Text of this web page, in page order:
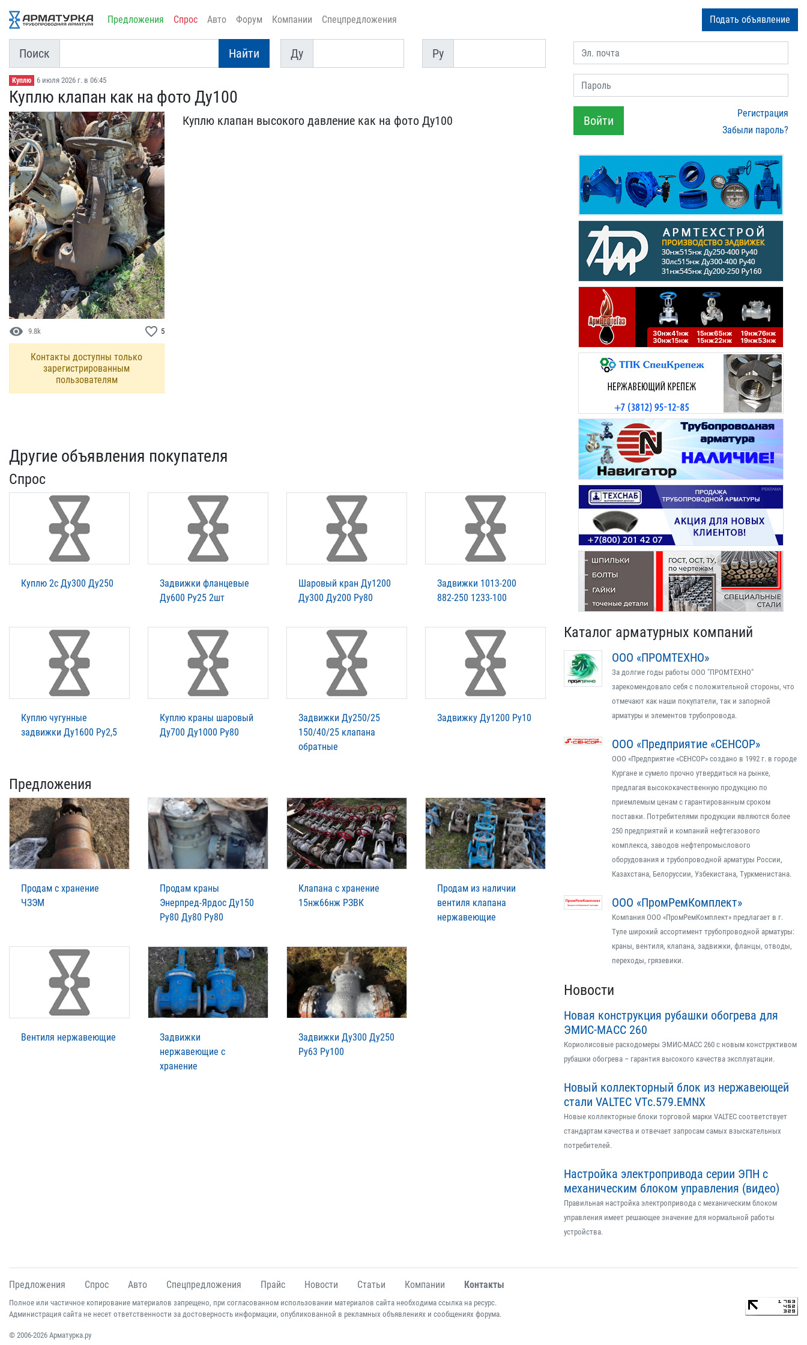
Предложения Спрос Авто Форум Компании Спецпредложения Подать объявление
Поиск Найти
Ду
Ду
Py
Py
Куплю 6 июля 2026 г. в 06:45
Куплю клапан как на фото​ Ду100
visibility 9.8k favorite_border 5
Контакты доступны только
зарегистрированным
пользователям
Куплю клапан высокого да​вление как на фото Ду100
Другие объявления покупателя
Спрос
Куплю 2с Ду300 Ду250
Задвижки фланцевые
Ду600 Ру25 2шт
Шаровый кран Ду1200
Ду300 Ду200 Ру80
Задвижки 1013-200
882-250 1233-100
Куплю чугунные
задвижки Ду1600 Ру2,5
Куплю краны шаровый
Ду700 Ду1000 Ру80
Задвижки Ду250/25
150/40/25 клапана
обратные
Задвижку Ду1200 Ру10
Предложения
Продам с хранение
ЧЗЭМ
Продам краны
Энерпред-Ярдос Ду150
Ру80 Ду80 Ру80
Клапана с хранение
15нж66нж РЗВК
Продам из наличии
вентиля клапана
нержавеющие
Вентиля нержавеющие
Задвижки
нержавеющие с
хранение
Задвижки Ду300 Ду250
Ру63 Ру100
Эл. почта
Пароль
Войти
Регистрация
Забыли пароль?
Каталог арматурных компаний
ООО «ПРОМТЕХНО»
За долгие годы работы ООО "ПРОМТЕХНО"
зарекомендовало себя с положительной стороны, что
отмечают как наши покупатели, так и запорной
арматуры и элементов трубопровода.
ООО «Предприятие «СЕНСОР»
ООО «Предприятие «СЕНСОР» создано в 1992 г. в городе
Кургане и сумело прочно утвердиться на рынке,
предлагая высококачественную продукцию по
приемлемым ценам с гарантированным сроком
поставки. Потребителями продукции являются более
250 предприятий и компаний нефтегазового
комплекса, заводов нефтепромыслового
оборудования и трубопроводной арматуры России,
Казахстана, Белоруссии, Узбекистана, Туркменистана.
ООО «ПромРемКомплект»
Компания ООО «ПромРемКомплект» предлагает в г.
Туле широкий ассортимент трубопроводной арматуры:
краны, вентиля, клапана, задвижки, фланцы, отводы,
переходы, грязевики.
Новости
Новая конструкция рубашки обогрева для
ЭМИС-МАСС 260
Кориолисовые расходомеры ЭМИС-МАСС 260 с новым конструктивом
рубашки обогрева – гарантия высокого качества эксплуатации.
Новый коллекторный блок из нержавеющей
стали VALTEC VTс.579.EMNX
Новые коллекторные блоки торговой марки VALTEC соответствует
стандартам качества и отвечает запросам самых взыскательных
потребителей.
Настройка электропривода серии ЭПН с
механическим блоком управления (видео)
Правильная настройка электропривода с механическим блоком
управления имеет решающее значение для нормальной работы
устройства.
Предложения Спрос Авто Спецпредложения Прайс Новости Статьи Компании Контакты
Полное или частичное копирование материалов запрещено, при согласованном использовании материалов сайта необходима ссылка на ресурс.
Администрация сайта не несет ответственности за достоверность информации, опубликованной в рекламных объявлениях и сообщениях форума.
© 2006-2026 Арматурка.ру